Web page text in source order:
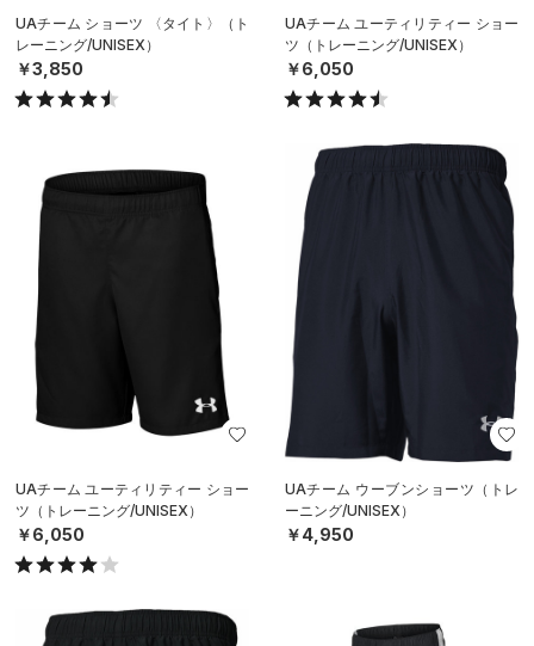
UAチーム ショーツ 〈タイト〉（ト
レーニング/UNISEX）
￥3,850
UAチーム ユーティリティー ショー
ツ（トレーニング/UNISEX）
￥6,050
UAチーム ユーティリティー ショー
ツ（トレーニング/UNISEX）
￥6,050
UAチーム ウーブンショーツ（トレ
ーニング/UNISEX）
￥4,950